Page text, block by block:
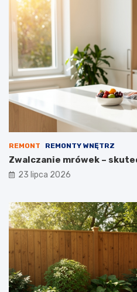
REMONT REMONTY WNĘTRZ
Zwalczanie mrówek –
23 lipca 2026